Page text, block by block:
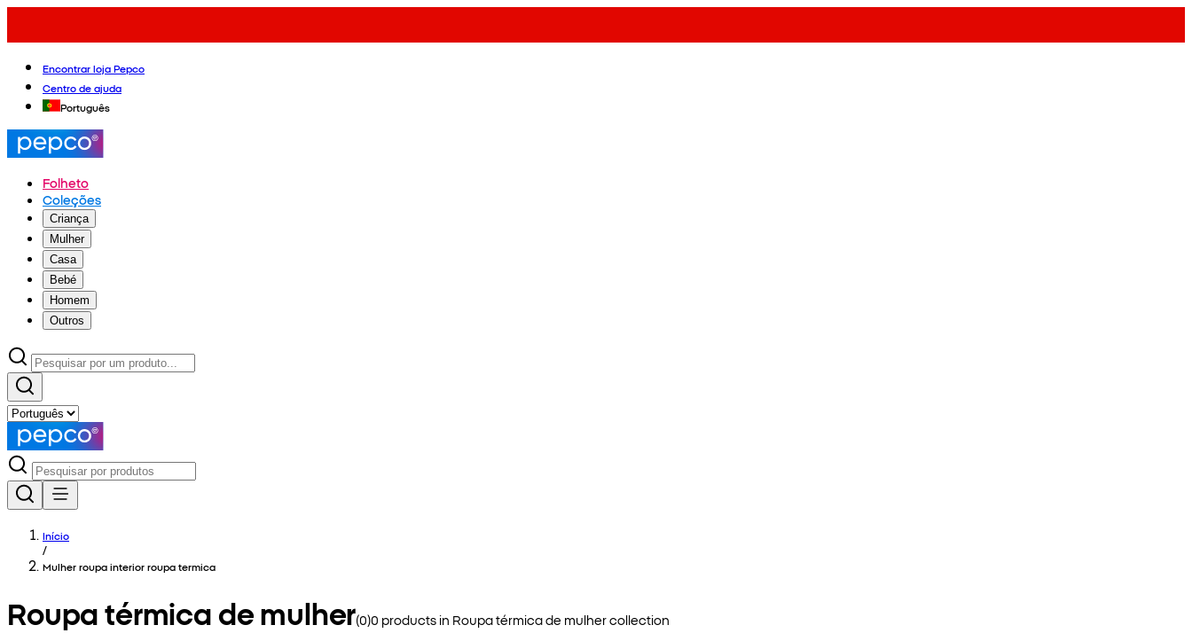
Encontrar loja Pepco
Centro de ajuda
Português
Folheto
Coleções
Criança
Mulher
Casa
Bebé
Homem
Outros
Início
/
Mulher roupa interior roupa termica
Roupa térmica de mulher(0)0 products in Roupa térmica de mulhercollection